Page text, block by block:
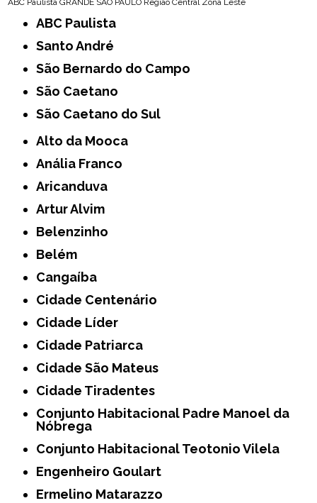
ABC Paulista GRANDE SÃO PAULO Região Central Zona Leste
ABC Paulista
Santo André
São Bernardo do Campo
São Caetano
São Caetano do Sul
Alto da Mooca
Anália Franco
Aricanduva
Artur Alvim
Belenzinho
Belém
Cangaíba
Cidade Centenário
Cidade Líder
Cidade Patriarca
Cidade São Mateus
Cidade Tiradentes
Conjunto Habitacional Padre Manoel da
Nóbrega
Conjunto Habitacional Teotonio Vilela
Engenheiro Goulart
Ermelino Matarazzo